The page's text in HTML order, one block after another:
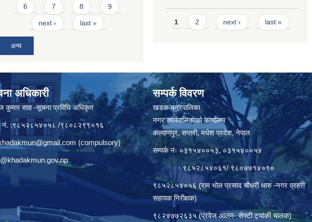
6 7 8 9
next › last »
अन्य
Pages
1 2 next › last »
अधिकारी
कुमार साह -सूचना प्रविधि अधिकृत
नं. :९८५२८५४०५८ /९८०८२९९०१६
(compulsory)
सम्पर्क विवरण
खडक नगरपालिका
नगर कार्यपालिकाको कार्यालय
कल्याणपुर, सप्तरी, मधेश प्रदेश, नेपाल
सम्पर्क नंः ०३१५४००५३, ०३१५४००५४
ः ९८५२८५४०६१/ ९८०७७१४०९०
९८५२८५४०५६ (राम भोल प्रसाद चौधरी थारु -नगर प्रहरी
सहायक निरीक्षक)
९८२४७७२६३५ (प्रवेज आलम- सेफ्टी ट्यांकी चालक)